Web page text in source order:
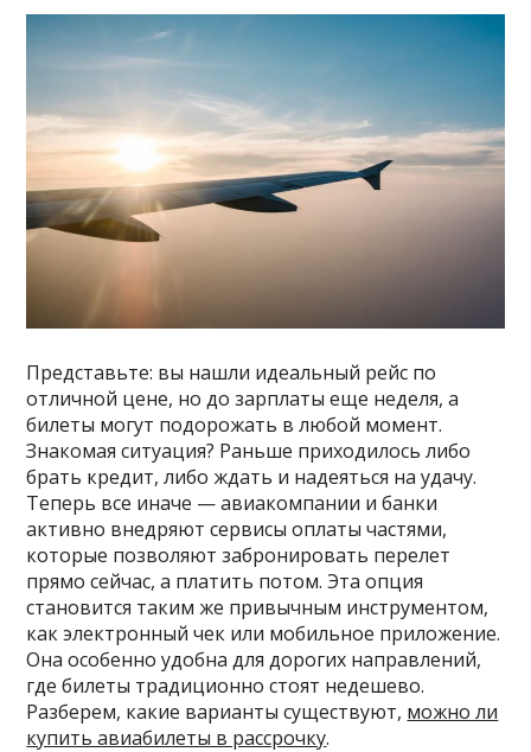
Представьте: вы нашли идеальный рейс по
отличной цене, но до зарплаты еще неделя, а
билеты могут подорожать в любой момент.
Знакомая ситуация? Раньше приходилось либо
брать кредит, либо ждать и надеяться на удачу.
Теперь все иначе — авиакомпании и банки
активно внедряют сервисы оплаты частями,
которые позволяют забронировать перелет
прямо сейчас, а платить потом. Эта опция
становится таким же привычным инструментом,
как электронный чек или мобильное приложение.
Она особенно удобна для дорогих направлений,
где билеты традиционно стоят недешево.
Разберем, какие варианты существуют, можно ли
купить авиабилеты в рассрочку.